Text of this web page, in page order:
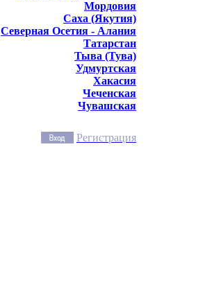
Мордовия
Саха (Якутия)
Северная Осетия - Алания
Татарстан
Тыва (Тува)
Удмуртская
Хакасия
Чеченская
Чувашская
Регистрация